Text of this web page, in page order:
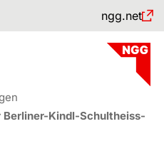
ngg.net
Kindl-Schultheiss-